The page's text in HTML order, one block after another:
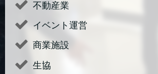
不動産業
イベント運営
商業施設
生協